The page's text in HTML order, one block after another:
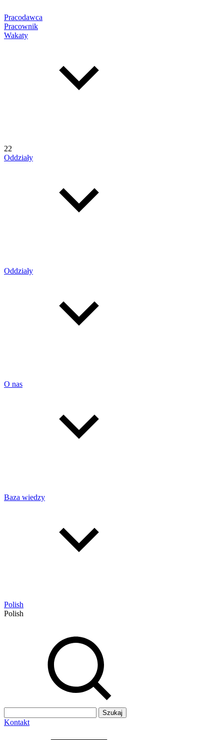
Pracodawca
Pracownik
Wakaty
22
Oddziały
Oddziały
O nas
Baza wiedzy
Polish
Polish
Kontakt